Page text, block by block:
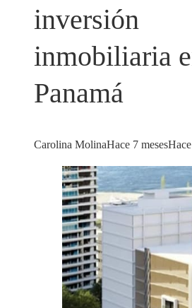
inversión
inmobiliaria
Panamá
Carolina MolinaHace 7 meses